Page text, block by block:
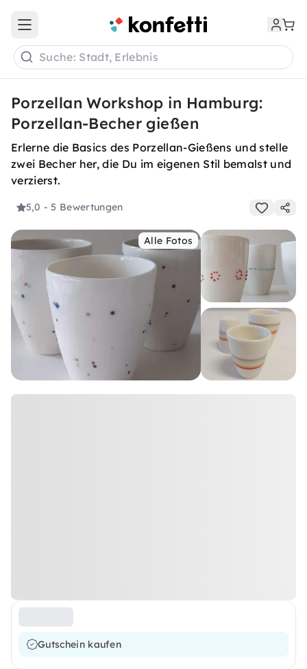
Open main menu
Suche: Stadt, Erlebnis
Porzellan Workshop in Hamburg:
Porzellan-Becher gießen
Erlerne die Basics des Porzellan-Gießens und stelle
zwei Becher her, die Du im eigenen Stil bemalst und
verzierst.
5,0 - 5 Bewertungen
Alle Fotos
Gutschein kaufen